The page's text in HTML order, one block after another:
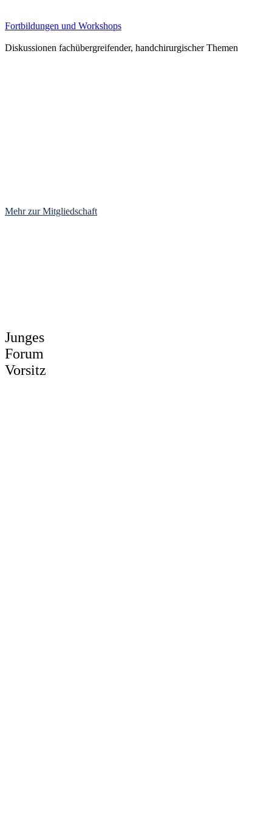
Fortbildungen und Workshops
Diskussionen fachübergreifender, handchirurgischer Themen
Mehr zur Mitgliedschaft
Junges
Forum
Vorsitz